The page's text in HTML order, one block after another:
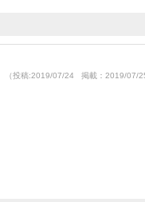
（投稿:2019/07/24 掲載：2019/07/25